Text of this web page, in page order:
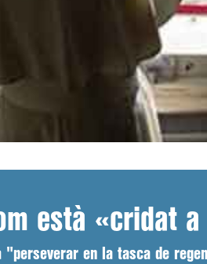
està «cridat
"perseverar en la tasca de